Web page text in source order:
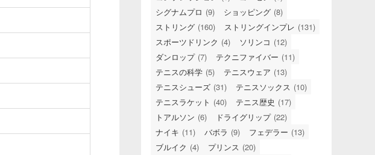
シグナムプロ (9) ショッピング (8)
ストリング (160) ストリングインプレ (131)
スポーツドリンク (4) ソリンコ (12)
ダンロップ (7) テクニファイバー (11)
テニスの科学 (5) テニスウェア (13)
テニスシューズ (31) テニスソックス (10)
テニスラケット (40) テニス歴史 (17)
トアルソン (6) ドライグリップ (22)
ナイキ (11) バボラ (9) フェデラー (13)
ブルイク (4) プリンス (20)